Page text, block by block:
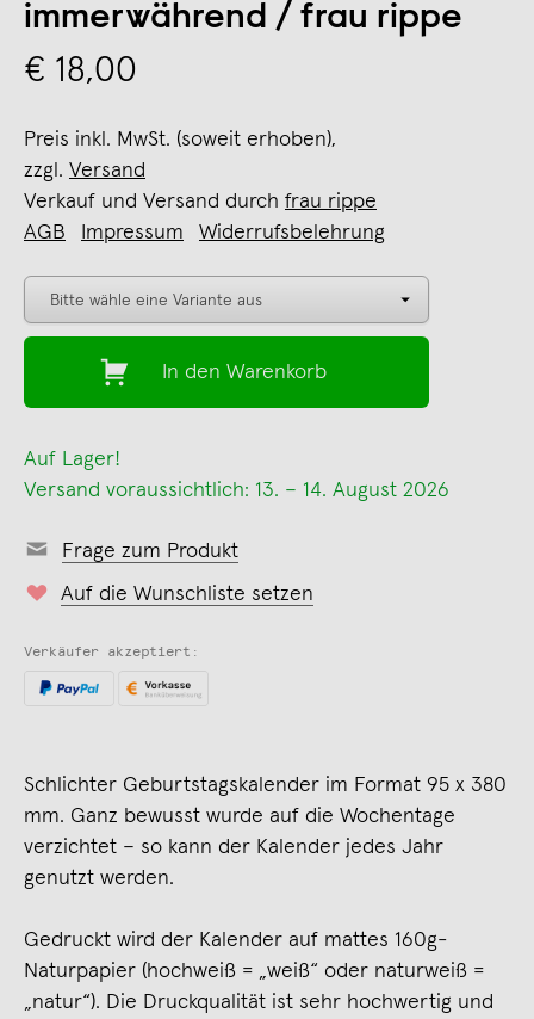
immerwährend / frau rippe
€ 18,00
Preis inkl. MwSt. (soweit erhoben),
zzgl. Versand
Verkauf und Versand durch frau rippe
AGB
Impressum Widerrufsbelehrung
In den Warenkorb
Auf Lager!
Versand voraussichtlich: 13. – 14. August 2026
Frage zum Produkt
Auf die Wunschliste setzen
Verkäufer akzeptiert:
Schlichter Geburtstagskalender im Format 95 x 380
mm. Ganz bewusst wurde auf die Wochentage
verzichtet – so kann der Kalender jedes Jahr
genutzt werden.
Gedruckt wird der Kalender auf mattes 160g-
Naturpapier (hochweiß = „weiß“ oder naturweiß =
„natur“). Die Druckqualität ist sehr hochwertig und